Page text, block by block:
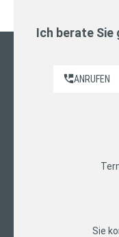
Ich berate Sie
ANRUFEN
Sie